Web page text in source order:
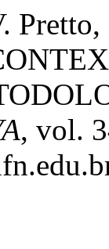
, vol.